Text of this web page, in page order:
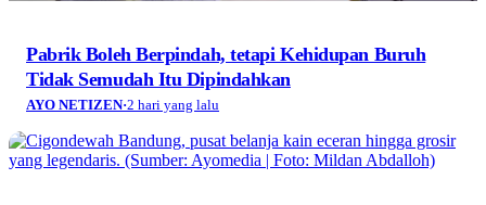
Pabrik Boleh Berpindah, tetapi Kehidupan Buruh
Tidak Semudah Itu Dipindahkan
AYO NETIZEN·2 hari yang lalu